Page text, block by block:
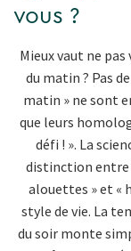
vous ?
Mieux vaut ne
du matin ? Pas
matin » ne sont
que leurs
défi ! ». La
distinction entre
alouettes » et «
style de vie. La
du soir monte